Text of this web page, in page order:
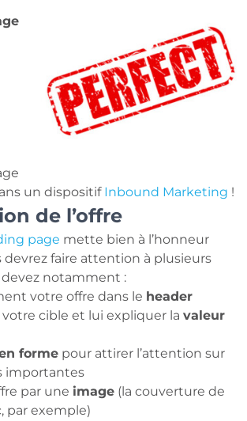
un dispositif Inbound Marketing !
de l’offre
page mette bien à l’honneur
devrez faire attention à plusieurs
notamment :
votre offre dans le header
votre cible et lui expliquer la valeur
forme pour attirer l’attention sur
importantes
par une image (la couverture de
par exemple)